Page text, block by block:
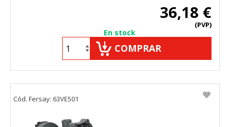
36,18 €
(PVP)
En stock
COMPRAR
Cód. Fersay: 63VE501